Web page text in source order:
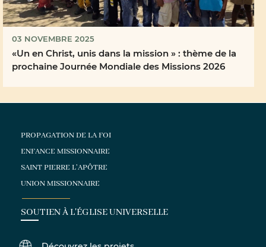
03 NOVEMBRE 2025
«Un en Christ, unis dans la mission » : thème de la
prochaine Journée Mondiale des Missions 2026
PROPAGATION DE LA FOI
ENFANCE MISSIONNAIRE
SAINT PIERRE L'APÔTRE
UNION MISSIONNAIRE
SOUTIEN À L'ÉGLISE UNIVERSELLE